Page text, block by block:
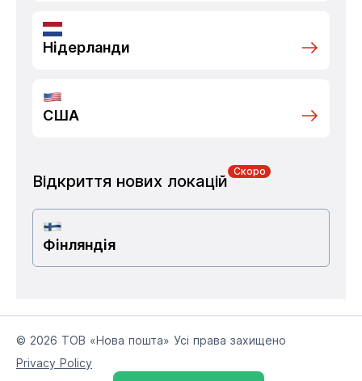
Нідерланди
США
Відкриття нових локацій
Скоро
Фінляндія
© 2026 ТОВ «Нова пошта» Усі права захищено
Privacy Policy